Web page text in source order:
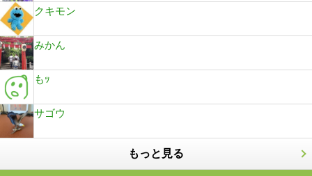
クキモン
みかん
もｯ
サゴウ
もっと見る